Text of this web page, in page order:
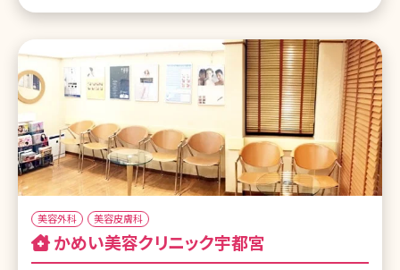
美容外科 美容皮膚科
かめい美容クリニック宇都宮